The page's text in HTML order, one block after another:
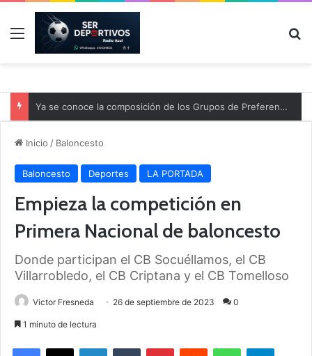
Menú
Ya se conoce la composición de los Grupos de Preferente y el calendario
Inicio / Baloncesto
Baloncesto Deportes LA PORTADA
Empieza la competición en
Primera Nacional de baloncesto
Donde participan el CB Socuéllamos, el CB
Villarrobledo, el CB Criptana y el CB Tomelloso
Victor Fresneda 26 de septiembre de 2023 0
1 minuto de lectura